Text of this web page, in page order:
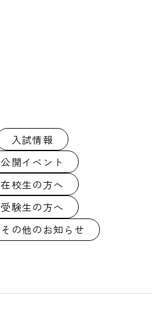
入試情報
公開イベント
在校生の方へ
受験生の方へ
その他のお知らせ